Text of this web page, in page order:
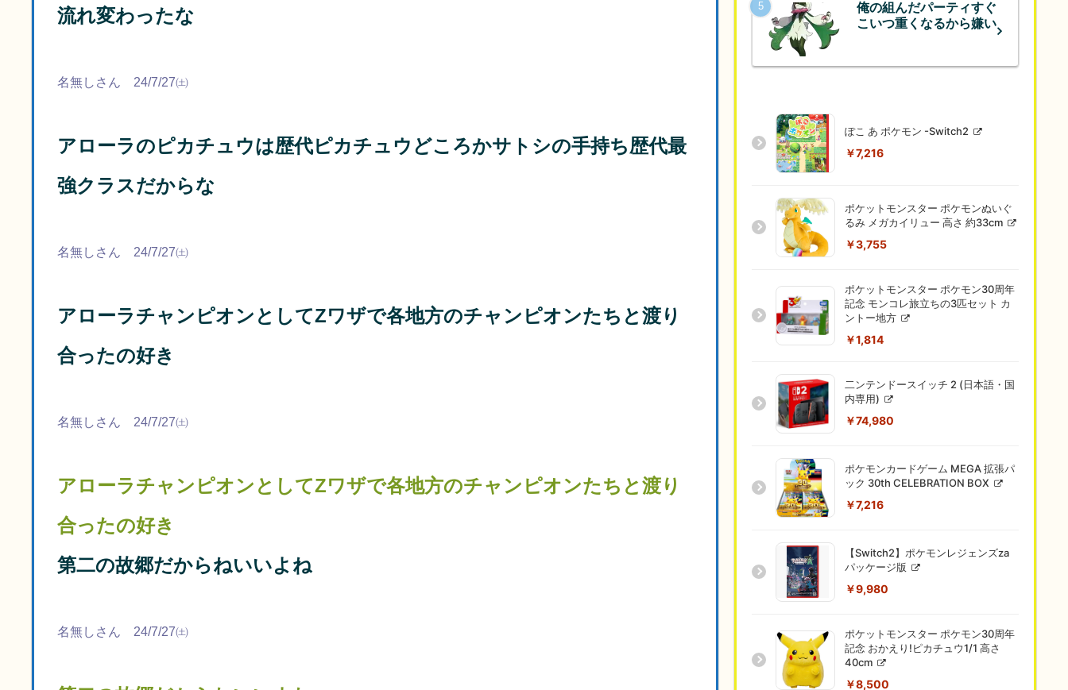
流れ変わったな
名無しさん 24/7/27㈯
アローラのピカチュウは歴代ピカチュウどころかサトシの手持ち歴代最
強クラスだからな
名無しさん 24/7/27㈯
アローラチャンピオンとしてZワザで各地方のチャンピオンたちと渡り
合ったの好き
名無しさん 24/7/27㈯
アローラチャンピオンとしてZワザで各地方のチャンピオンたちと渡り
合ったの好き
第二の故郷だからねいいよね
名無しさん 24/7/27㈯
俺の組んだパーティすぐ
こいつ重くなるから嫌い
ぽこ あ ポケモン -Switch2
￥7,216
ポケットモンスター ポケモンぬいぐ
るみ メガカイリュー 高さ 約33cm
￥3,755
ポケットモンスター ポケモン30周年
記念 モンコレ旅立ちの3匹セット カ
ントー地方
￥1,814
二ンテンドースイッチ 2 (日本語・国
内専用)
￥74,980
ポケモンカードゲーム MEGA 拡張パ
ック 30th CELEBRATION BOX
￥7,216
【Switch2】ポケモンレジェンズza
パッケージ版
￥9,980
ポケットモンスター ポケモン30周年
記念 おかえり!ピカチュウ1/1 高さ
40cm
￥8,500